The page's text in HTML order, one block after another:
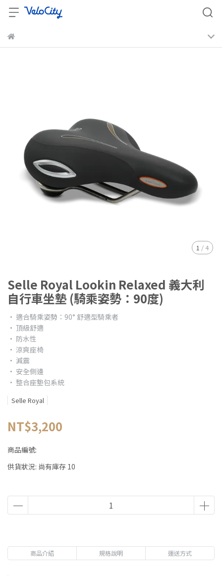
1 / 4
Selle Royal Lookin Relaxed 義大利
自行車坐墊 (騎乘姿勢：90度)
• 適合騎乘姿勢：90° 舒適型騎乘者
• 頂級舒適
• 防水性
• 涼爽座椅
• 減震
• 安全側邊
• 整合座墊包系統
Selle Royal
NT$3,200
商品編號:
供貨狀況: 尚有庫存 10
商品介紹 規格說明 運送方式